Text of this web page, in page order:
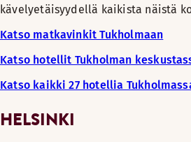
kävelyetäisyydellä kaikista näistä
Katso matkavinkit Tukholmaan
Katso hotellit Tukholman
Katso kaikki 27 hotellia
HELSINKI